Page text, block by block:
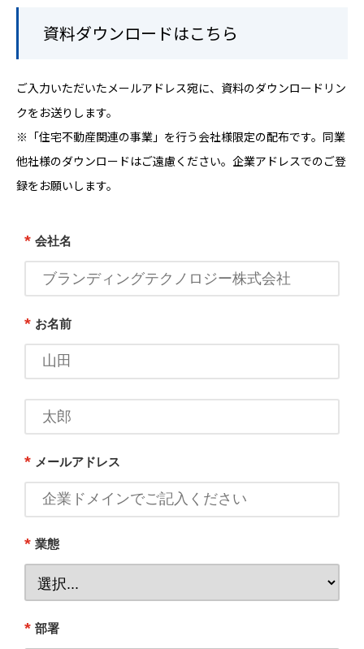
資料ダウンロードはこちら
ご入力いただいたメールアドレス宛に、資料のダウンロードリン
クをお送りします。
※「住宅不動産関連の事業」を行う会社様限定の配布です。同業
他社様のダウンロードはご遠慮ください。企業アドレスでのご登
録をお願いします。
* 会社名
* お名前
* メールアドレス
* 業態
* 部署